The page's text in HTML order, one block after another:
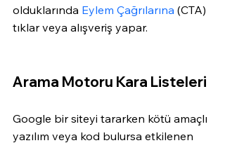
olduklarında Eylem Çağrılarına (CTA)
tıklar veya alışveriş yapar.
Arama Motoru Kara Listeleri
Google bir siteyi tararken kötü amaçlı
yazılım veya kod bulursa etkilenen